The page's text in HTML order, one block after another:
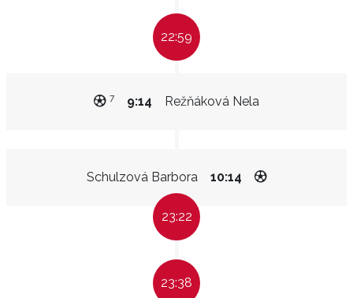
22:59
Režňáková Nela
9:14
7
Schulzová Barbora 10:14
23:22
23:38